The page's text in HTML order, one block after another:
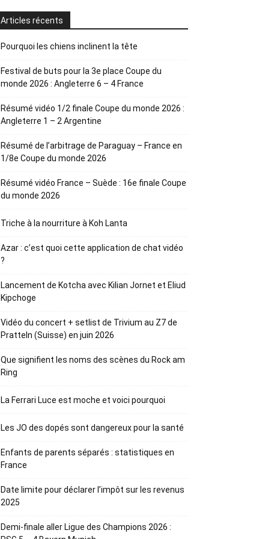
Articles récents
Pourquoi les chiens inclinent la tête
Festival de buts pour la 3e place Coupe du
monde 2026 : Angleterre 6 – 4 France
Résumé vidéo 1/2 finale Coupe du monde 2026 :
Angleterre 1 – 2 Argentine
Résumé de l’arbitrage de Paraguay – France en
1/8e Coupe du monde 2026
Résumé vidéo France – Suède : 16e finale Coupe
du monde 2026
Triche à la nourriture à Koh Lanta
Azar : c’est quoi cette application de chat vidéo
?
Lancement de Kotcha avec Kilian Jornet et Eliud
Kipchoge
Vidéo du concert + setlist de Trivium au Z7 de
Pratteln (Suisse) en juin 2026
Que signifient les noms des scènes du Rock am
Ring
La Ferrari Luce est moche et voici pourquoi
Les JO des dopés sont dangereux pour la santé
Enfants de parents séparés : statistiques en
France
Date limite pour déclarer l’impôt sur les revenus
2025
Demi-finale aller Ligue des Champions 2026 :